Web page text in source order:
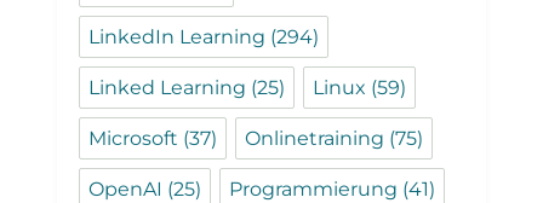
LinkedIn Learning (294)
Linked Learning (25) Linux (59)
Microsoft (37) Onlinetraining (75)
OpenAI (25) Programmierung (41)